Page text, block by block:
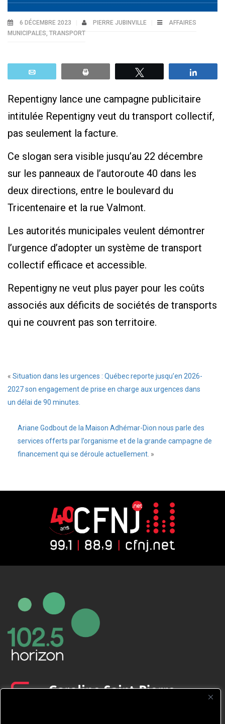
6 DÉCEMBRE 2023 PIERRE JUBINVILLE
AFFAIRES
MUNICIPALES, TRANSPORT
Repentigny lance une campagne publicitaire
intitulée Repentigny veut du transport collectif,
pas seulement la facture.
Ce slogan sera visible jusqu’au 22 décembre
sur les panneaux de l’autoroute 40 dans les
deux directions, entre le boulevard du
Tricentenaire et la rue Valmont.
Les autorités municipales veulent démontrer
l’urgence d’adopter un système de transport
collectif efficace et accessible.
Repentigny ne veut plus payer pour les coûts
associés aux déficits de sociétés de transports
qui ne couvrent pas son territoire.
« Situation dans les urgences : Québec reporte jusqu’en 2026-
2027 son engagement de prise en charge aux urgences dans
un délai de 90 minutes.
Ariane Godbout de la Maison Adhémar-Dion nous parle des
services offerts par l’organisme et de la grande campagne de
financement qui se déroule actuellement. »